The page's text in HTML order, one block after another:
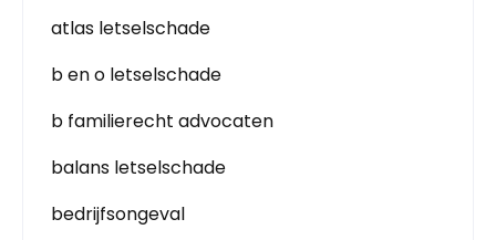
atlas letselschade
b en o letselschade
b familierecht advocaten
balans letselschade
bedrijfsongeval